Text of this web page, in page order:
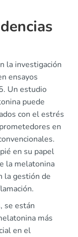
la investigación
ensayos
Un estudio
puede
con el estrés
en
en su papel
la melatonina
la gestión de
se están
más
en el